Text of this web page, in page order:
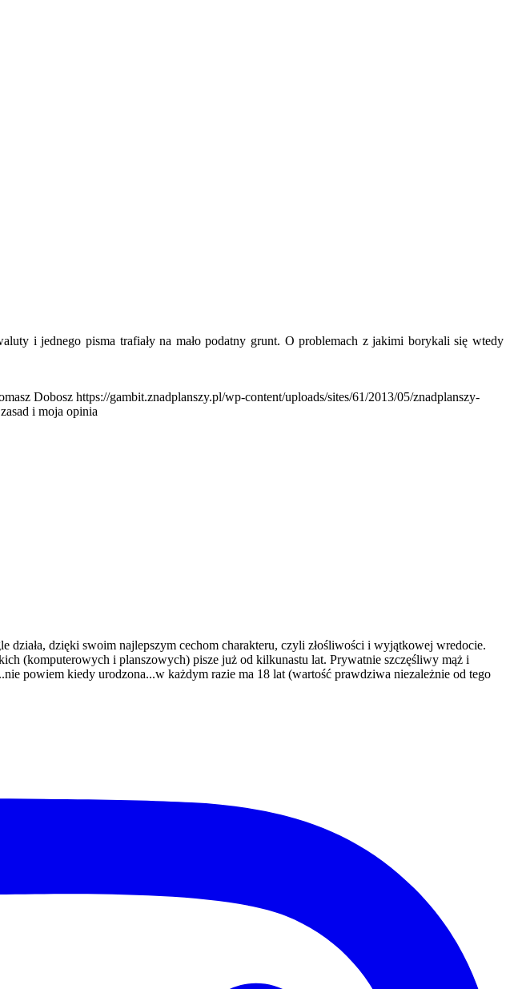
i jednego pisma trafiały na mało podatny grunt. O problemach z jakimi borykali się wtedy
Dobosz https://gambit.znadplanszy.pl/wp-content/uploads/sites/61/2013/05/znadplanszy-
i moja opinia
dzięki swoim najlepszym cechom charakteru, czyli złośliwości i wyjątkowej wredocie.
(komputerowych i planszowych) pisze już od kilkunastu lat. Prywatnie szczęśliwy mąż i
powiem kiedy urodzona...w każdym razie ma 18 lat (wartość prawdziwa niezależnie od tego